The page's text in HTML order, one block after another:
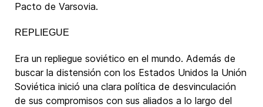
Pacto de Varsovia.
REPLIEGUE
Era un repliegue soviético en el mundo. Además de
buscar la distensión con los Estados Unidos la Unión
Soviética inició una clara política de desvinculación
de sus compromisos con sus aliados a lo largo del